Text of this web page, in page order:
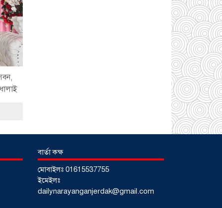
নারায়ণগঞ্জে জাতীয় যুব
বাঁধন-ইমন
০২ আগস্ট
বার্তা কক্ষ
মোবাইলঃ 01615537755
ইমেইলঃ
dailynarayanganjerdak@gmail.com